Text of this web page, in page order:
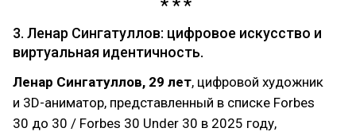
3. Ленар Сингатуллов: цифровое искусство и
виртуальная идентичность.
Ленар Сингатуллов, 29 лет, цифровой художник
и 3D-аниматор, представленный в списке Forbes
30 до 30 / Forbes 30 Under 30 в 2025 году,